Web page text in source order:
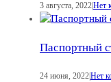
3 августа, 2022Нет
Паспортный
24 июня, 2022Нет